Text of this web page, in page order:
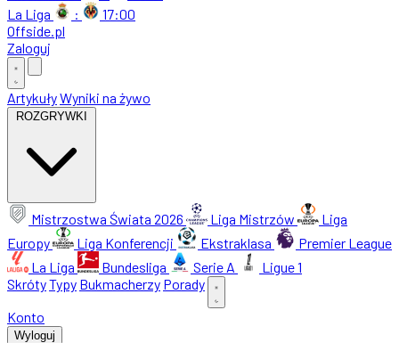
La Liga
:
17:00
Offside.pl
Zaloguj
ArtykułyWyniki na żywo
ROZGRYWKI
Mistrzostwa Świata 2026 Liga Mistrzów
Liga
Europy
Liga Konferencji Ekstraklasa
Premier League
La Liga
Bundesliga Serie A
Ligue 1
SkrótyTypy Bukmacherzy Porady
Konto
Wyloguj